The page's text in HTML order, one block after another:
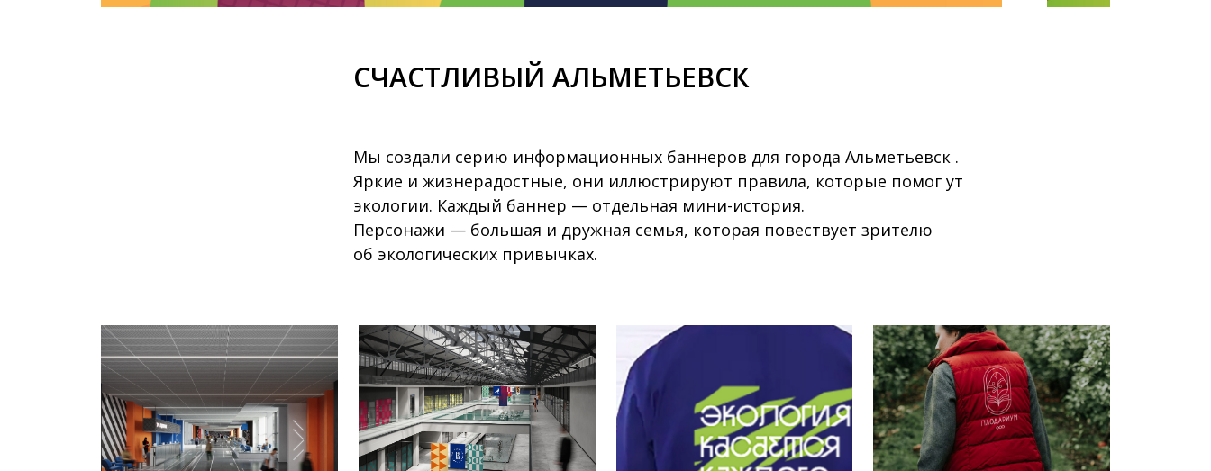
СЧАСТЛИВЫЙ АЛЬМЕТЬЕВСК
Мы создали серию информационных баннеров для города Альметьевск .
Яркие и жизнерадостные, они иллюстрируют правила, которые помог ут
экологии. Каждый баннер — отдельная мини-история.
Персонажи — большая и дружная семья, которая повествует зрителю
об экологических привычках.